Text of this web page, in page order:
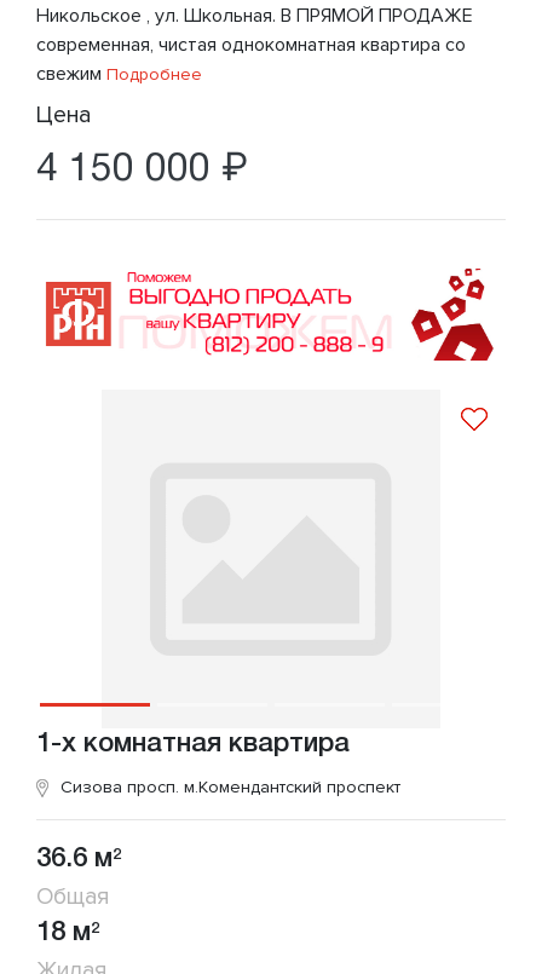
Никольское , ул. Школьная. В ПРЯМОЙ ПРОДАЖЕ
современная, чистая однокомнатная квартира со
свежим Подробнее
Цена
4 150 000 ₽
1-х комнатная квартира
Сизова просп. м.Комендантский проспект
36.6 м2
Общая
18 м2